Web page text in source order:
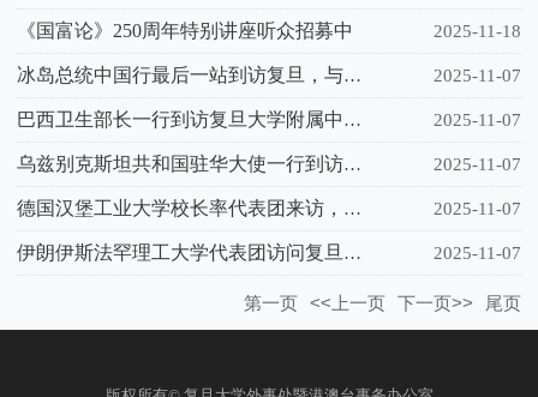
《国富论》250周年特别讲座听众招募中 2025-11-18
冰岛总统中国行最后一站到访复旦，与师生共赴音乐盛会 2025-11-07
巴西卫生部长一行到访复旦大学附属中山医院，双方达成医疗卫生领域战略合作共识 2025-11-07
乌兹别克斯坦共和国驻华大使一行到访复旦大学附属肿瘤医院 2025-11-07
德国汉堡工业大学校长率代表团来访，推动两校交流合作 2025-11-07
伊朗伊斯法罕理工大学代表团访问复旦大学 2025-11-07
第一页 <<上一页 下一页>> 尾页